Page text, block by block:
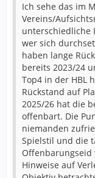
Ich sehe das im
Vereins/
unterschiedliche
wer sich
haben lange
bereits 2023/24
Top4 in der HBL
Rückstand auf
2025/26 hat die
offenbart. Die
niemanden
Spielstil und die
Offenbarungseid
Hinweise auf